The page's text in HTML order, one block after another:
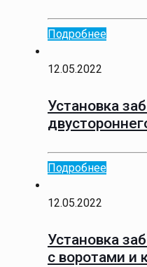
Подробнее
12.05.2022
Установка
Подробнее
12.05.2022
Установка
с воротами и